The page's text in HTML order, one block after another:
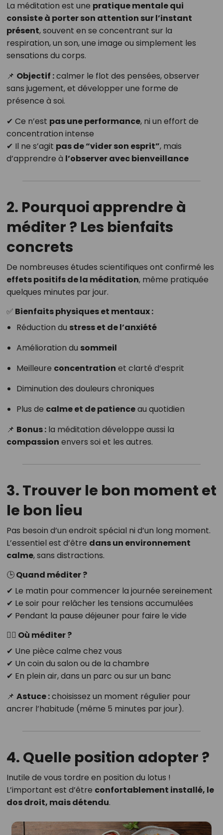
La méditation est une pratique mentale qui
consiste à porter son attention sur l’instant
présent, souvent en se concentrant sur la
respiration, un son, une image ou simplement les
sensations du corps.
📌 Objectif :calmer le flot des pensées, observer
sans jugement, et développer une forme de
présence à soi.
✔ Ce n’est pas une performance, ni un effort de
concentration intense
✔ Il ne s’agit pas de “vider son esprit”, mais
d’apprendre à l’observer avec bienveillance
2. Pourquoi apprendre à
méditer ? Les bienfaits
concrets
De nombreuses études scientifiques ont confirmé les
effets positifs de la méditation, même pratiquée
quelques minutes par jour.
✅ Bienfaits physiques et mentaux :
Réduction du stress et de l’anxiété
Amélioration du sommeil
Meilleure concentration et clarté d’esprit
Diminution des douleurs chroniques
Plus de calme et de patienceau quotidien
📌 Bonus :la méditation développe aussi la
compassion envers soi et les autres.
3. Trouver le bon moment et
le bon lieu
Pas besoin d’un endroit spécial ni d’un long moment.
L’essentiel est d’être dans un environnement
calme, sans distractions.
🕒 Quand méditer ?
✔ Le matin pour commencer la journée sereinement
✔ Le soir pour relâcher les tensions accumulées
✔ Pendant la pause déjeuner pour faire le vide
🧘‍♂️ Où méditer ?
✔ Une pièce calme chez vous
✔ Un coin du salon ou de la chambre
✔ En plein air, dans un parc ou sur un banc
📌 Astuce :choisissez un moment régulier pour
ancrer l’habitude (même 5 minutes par jour).
4. Quelle position adopter ?
Inutile de vous tordre en position du lotus !
L’important est d’être confortablement installé, le
dos droit, mais détendu.